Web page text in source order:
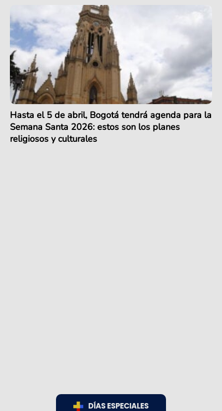
Hasta el 5 de abril, Bogotá tendrá agenda para la
Semana Santa 2026: estos son los planes
religiosos y culturales
DÍAS ESPECIALES